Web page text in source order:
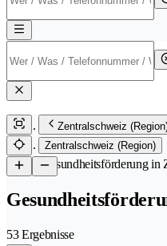
Zentralschweiz
Zentralschweiz (Region)
/Gesundheitsförderung in
53 Ergebnisse